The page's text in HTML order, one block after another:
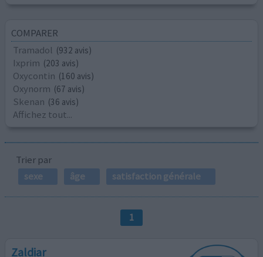
COMPARER
Tramadol (932 avis)
Ixprim (203 avis)
Oxycontin (160 avis)
Oxynorm (67 avis)
Skenan (36 avis)
Affichez tout...
Trier par
sexe
âge satisfaction générale
1
Zaldiar